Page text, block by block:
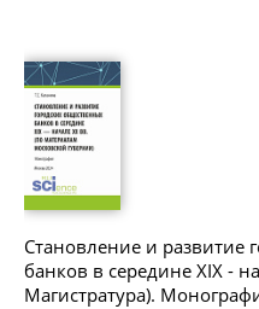
Становление и развитие
банков в середине XIX -
Магистратура).